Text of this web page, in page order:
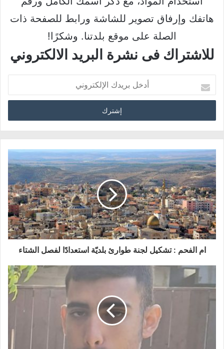
هاتفك وإرفاق تصوير للشاشة ورابط للصفحة ذات
الصلة على موقع بلدتنا. وشكرًا!
للاشتراك فى نشرة البريد الالكتروني
د
خ
ب
ر
ي
د
ك
ا
ام الفحم : تشكيل لجنة طوارئ بلديّة استعدادًا لفصل الشتاء